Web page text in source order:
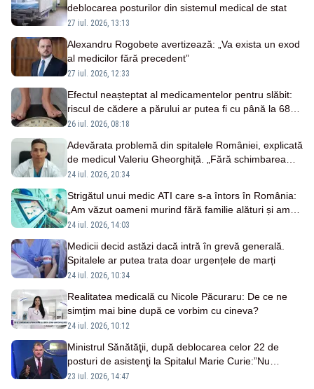
deblocarea posturilor din sistemul medical de stat
27 iul. 2026, 13:13
Alexandru Rogobete avertizează: „Va exista un exod
al medicilor fără precedent”
27 iul. 2026, 12:33
Efectul neașteptat al medicamentelor pentru slăbit:
riscul de cădere a părului ar putea fi cu până la 68%
mai mare
26 iul. 2026, 08:18
Adevărata problemă din spitalele României, explicată
de medicul Valeriu Gheorghiță. „Fără schimbarea
modului de funcționare, riscăm doar să finanțăm mai
24 iul. 2026, 20:34
Strigătul unui medic ATI care s-a întors în România:
„Am văzut oameni murind fără familie alături și am
fost noi cei care le-am ținut mâna”
24 iul. 2026, 14:03
Medicii decid astăzi dacă intră în grevă generală.
Spitalele ar putea trata doar urgențele de marți
24 iul. 2026, 10:34
Realitatea medicală cu Nicole Păcuraru: De ce ne
simțim mai bine după ce vorbim cu cineva?
24 iul. 2026, 10:12
Ministrul Sănătăţii, după deblocarea celor 22 de
posturi de asistenţi la Spitalul Marie Curie:”Nu
rezolvă problema majoră cu care se confruntă
23 iul. 2026, 14:47